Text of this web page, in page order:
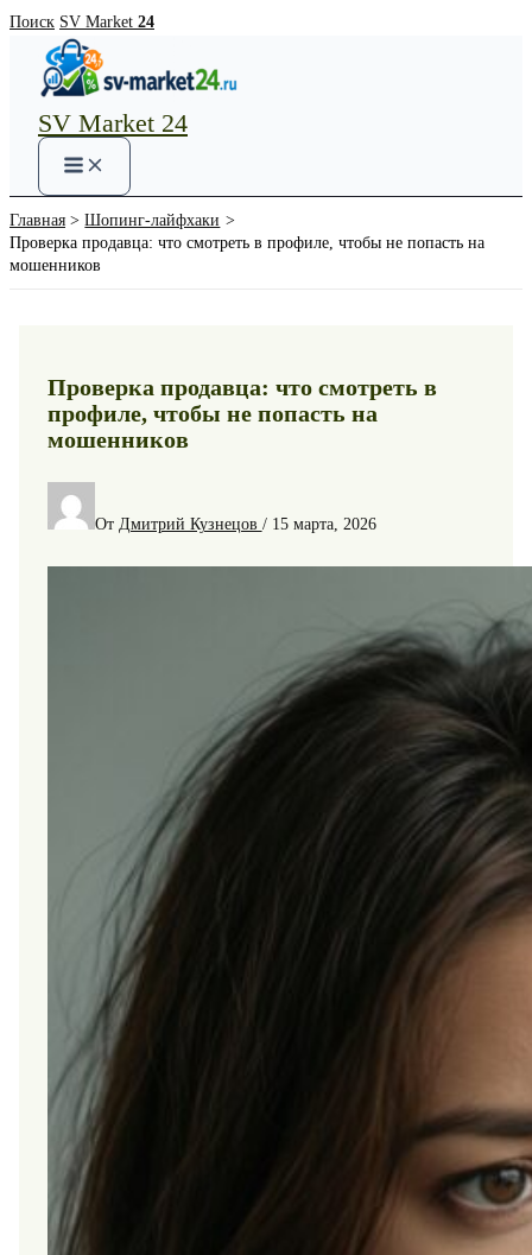
Перейти
содержимому
Поиск SV Market 24
SV Market 24
Main
Menu
Главная
Шопинг-лайфхаки
Проверка продавца: что смотреть в профиле, чтобы не попасть на
мошенников
Проверка продавца: что смотреть в
профиле, чтобы не попасть на
мошенников
От Дмитрий Кузнецов / 15 марта, 2026